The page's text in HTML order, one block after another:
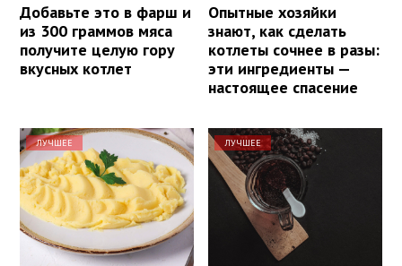
Добавьте это в фарш и
из 300 граммов мяса
получите целую гору
вкусных котлет
Опытные хозяйки
знают, как сделать
котлеты сочнее в разы:
эти ингредиенты —
настоящее спасение
ЛУЧШЕЕ ЛУЧШЕЕ